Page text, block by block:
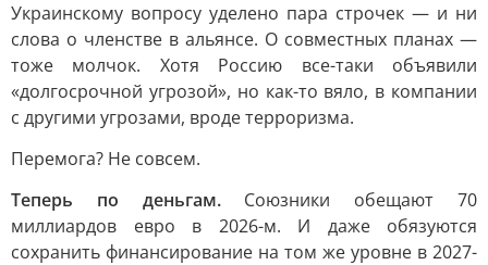
Украинскому вопросу уделено пара строчек — и ни
слова о членстве в альянсе. О совместных планах —
тоже молчок. Хотя Россию все-таки объявили
«долгосрочной угрозой», но как-то вяло, в компании
с другими угрозами, вроде терроризма.
Перемога? Не совсем.
Теперь по деньгам.Союзники обещают 70
миллиардов евро в 2026-м. И даже обязуются
сохранить финансирование на том же уровне в 2027-